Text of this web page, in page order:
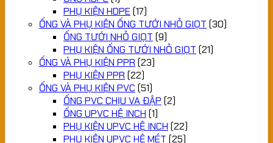
PHỤ KIỆN HDPE (17)
ỐNG VÀ PHỤ KIỆN ỐNG TƯỚI NHỎ GIỌT (30)
ỐNG TƯỚI NHỎ GIỌT (9)
PHỤ KIỆN ỐNG TƯỚI NHỎ GIỌT (21)
ỐNG VÀ PHỤ KIỆN PPR (23)
PHỤ KIỆN PPR (22)
ỐNG VÀ PHỤ KIỆN PVC (51)
ỐNG PVC CHỊU VA ĐẬP (2)
ỐNG UPVC HỆ INCH (1)
PHỤ KIỆN UPVC HỆ INCH (22)
PHỤ KIỆN UPVC HỆ MÉT (25)